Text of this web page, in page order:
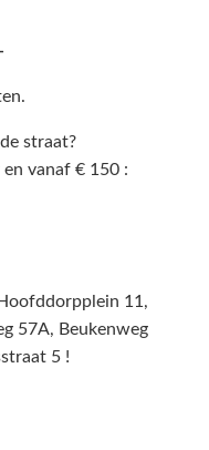
straat?
vanaf € 150 :
11,
57A, Beukenweg
5 !